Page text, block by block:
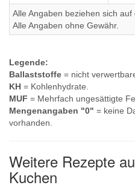
Alle Angaben beziehen sich
Alle Angaben ohne Gewähr.
Legende:
Ballaststoffe = nicht
KH = Kohlenhydrate.
MUF = Mehrfach ungesättigte
Mengenangaben "0" = keine
vorhanden.
Weitere Rezepte
Kuchen